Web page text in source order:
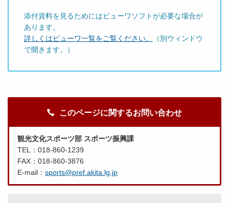
添付資料を見るためにはビューワソフトが必要な場合が
あります。
詳しくはビューワ一覧をご覧ください。
（別ウィンドウ
で開きます。）
このページに関するお問い合わせ
観光文化スポーツ部 スポーツ振興課
TEL：018-860-1239
FAX：018-860-3876
E-mail： sports@pref.akita.lg.jp